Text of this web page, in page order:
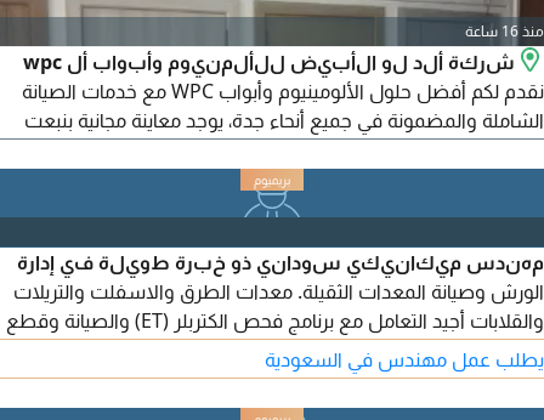
منذ 16 ساعة
شركة ألد لو الأبيض للألمنيوم وأبواب أل wpc
نقدم لكم أفضل حلول الألومينيوم وأبواب WPC مع خدمات الصيانة
الشاملة والمضمونة في جميع أنحاء جدة، يوجد معاينة مجانية بنبعت
مهندس ميكانيكي سوداني ذو خبرة طويلة في إدارة
الورش وصيانة المعدات الثقيلة. معدات الطرق والاسفلت والتريلات
والقلابات أجيد التعامل مع برنامج فحص الكتربلر (ET) والصيانة وقطع
العمل مع شركة تستفيد من خبرتي وتلبي طموحا تي
يطلب عمل مهندس في السعودية